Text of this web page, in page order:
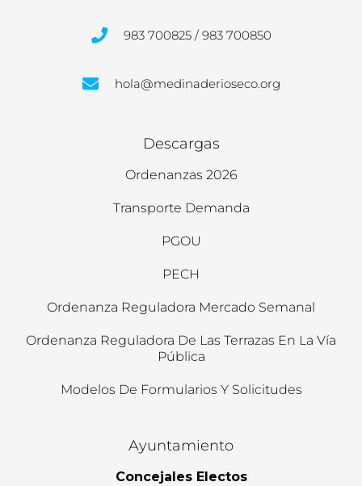
983 700825 / 983 700850
hola@medinaderioseco.org
Descargas
Ordenanzas 2026
Transporte Demanda
PGOU
PECH
Ordenanza Reguladora Mercado Semanal
Ordenanza Reguladora De Las Terrazas En La Vía
Pública
Modelos De Formularios Y Solicitudes
Ayuntamiento
Concejales Electos